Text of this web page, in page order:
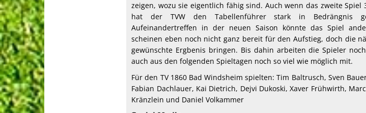
zeigen, wozu sie eigentlich fähig sind. Auch wenn das zweite Spiel
hat der TVW den Tabellenführer stark in Bedrängnis
Aufeinandertreffen in der neuen Saison könnte das Spiel
scheinen eben noch nicht ganz bereit für den Aufstieg, doch die
gewünschte Ergbenis bringen. Bis dahin arbeiten die Spieler
auch aus den folgenden Spieltagen noch so viel wie möglich mit.
Für den TV 1860 Bad Windsheim spielten: Tim Baltrusch, Sven
Fabian Dachlauer, Kai Dietrich, Dejvi Dukoski, Xaver Frühwirth,
Kränzlein und Daniel Volkammer